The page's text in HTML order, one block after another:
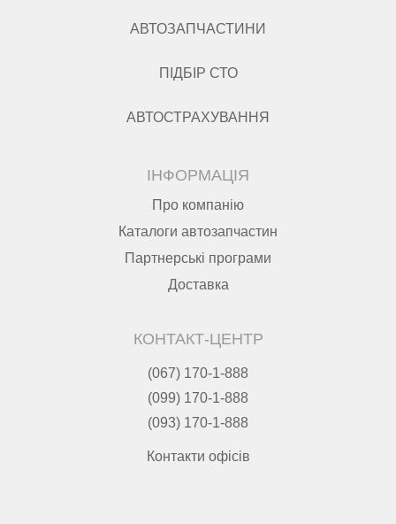
АВТОЗАПЧАСТИНИ
ПІДБІР СТО
АВТОСТРАХУВАННЯ
ІНФОРМАЦІЯ
Про компанію
Каталоги автозапчастин
Партнерські програми
Доставка
КОНТАКТ-ЦЕНТР
(067) 170-1-888
(099) 170-1-888
(093) 170-1-888
Контакти офісів